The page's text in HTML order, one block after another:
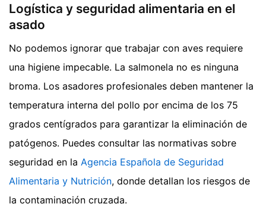
Logística y seguridad alimentaria en el
asado
No podemos ignorar que trabajar con aves requiere
una higiene impecable. La salmonela no es ninguna
broma. Los asadores profesionales deben mantener la
temperatura interna del pollo por encima de los 75
grados centígrados para garantizar la eliminación de
patógenos. Puedes consultar las normativas sobre
seguridad en la Agencia Española de Seguridad
Alimentaria y Nutrición, donde detallan los riesgos de
la contaminación cruzada.